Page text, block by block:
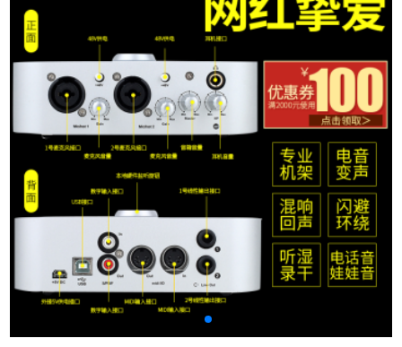
体+4本のハドマクを
持ちます。